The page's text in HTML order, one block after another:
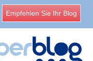
Empfehlen Sie Ihr Blog